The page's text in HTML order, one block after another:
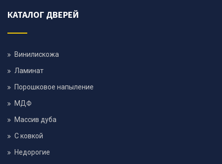
КАТАЛОГ ДВЕРЕЙ
Винилискожа
Ламинат
Порошковое напыление
МДФ
Массив дуба
С ковкой
Недорогие